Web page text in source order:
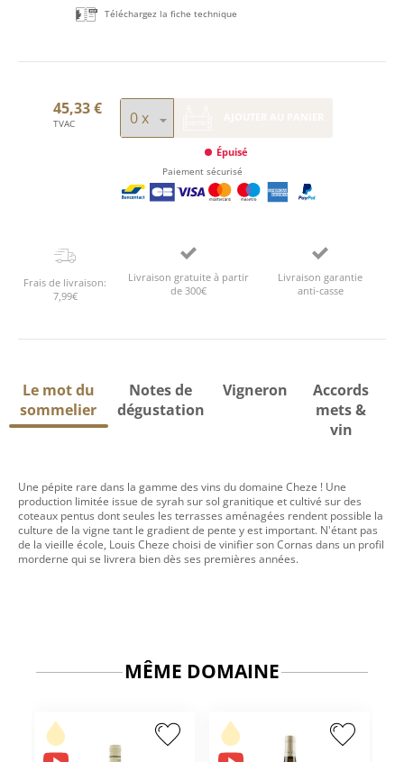
Téléchargez la fiche technique
45,33 €
TVAC
Épuisé
Paiement sécurisé
Frais de livraison:
7,99€
Livraison gratuite à partir
de 300€
Livraison garantie
anti-casse
Le mot du
sommelier
Notes de
dégustation
Vigneron
Accords
mets &
vin
Une pépite rare dans la gamme des vins du domaine Cheze ! Une
production limitée issue de syrah sur sol granitique et cultivé sur des
coteaux pentus dont seules les terrasses aménagées rendent possible la
culture de la vigne tant le gradient de pente y est important. N'étant pas
de la vieille école, Louis Cheze choisi de vinifier son Cornas dans un profil
morderne qui se livrera bien dès ses premières années.
MÊME DOMAINE